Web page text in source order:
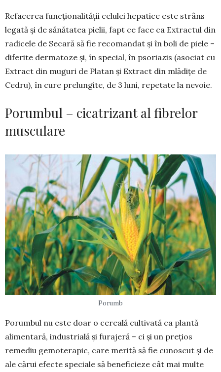
Refacerea funcționalității celulei hepatice este strâns
legată și de sănătatea pielii, fapt ce face ca Extractul din
radicele de Secară să fie reco­mandat și în boli de piele –
diferite dermatoze și, în special, în psoriazis (asociat cu
Extract din muguri de Platan și Extract din mlădițe de
Cedru), în cure prelungite, de 3 luni, repetate la nevoie.
Porumbul – cicatrizant al fibrelor
musculare
Porumb
Porumbul nu este doar o cereală cultivată ca plantă
alimentară, industrială și furajeră – ci și un prețios
remediu gemoterapic, care merită să fie cunoscut și de
ale cărui efecte speciale să beneficieze cât mai multe